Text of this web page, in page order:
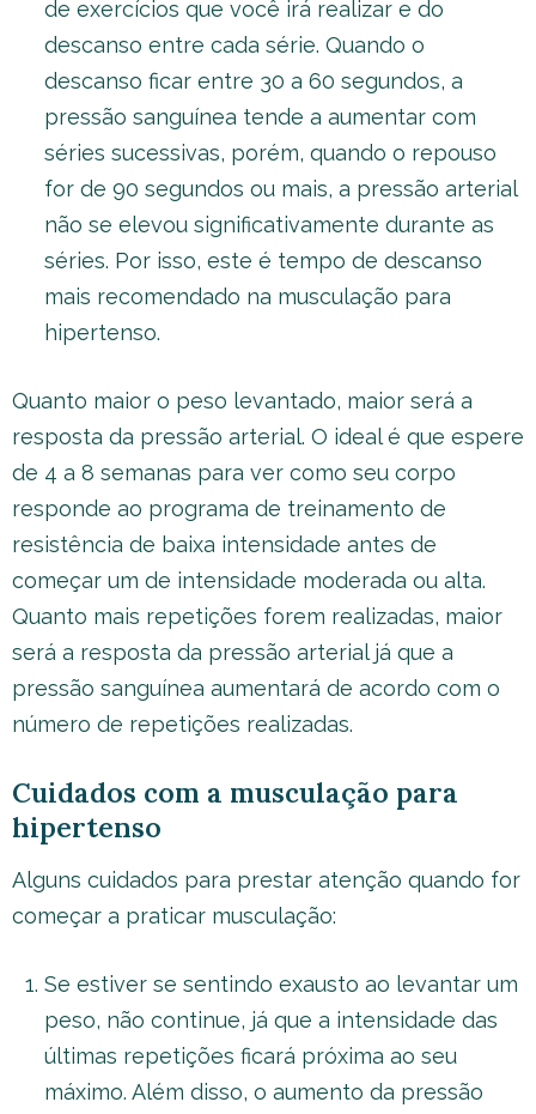
de exercícios que você irá realizar e do
descanso entre cada série. Quando o
descanso ficar entre 30 a 60 segundos, a
pressão sanguínea tende a aumentar com
séries sucessivas, porém, quando o repouso
for de 90 segundos ou mais, a pressão arterial
não se elevou significativamente durante as
séries. Por isso, este é tempo de descanso
mais recomendado na musculação para
hipertenso.
Quanto maior o peso levantado, maior será a
resposta da pressão arterial. O ideal é que espere
de 4 a 8 semanas para ver como seu corpo
responde ao programa de treinamento de
resistência de baixa intensidade antes de
começar um de intensidade moderada ou alta.
Quanto mais repetições forem realizadas, maior
será a resposta da pressão arterial já que a
pressão sanguínea aumentará de acordo com o
número de repetições realizadas.
Cuidados com a musculação para
hipertenso
Alguns cuidados para prestar atenção quando for
começar a praticar musculação:
Se estiver se sentindo exausto ao levantar um
peso, não continue, já que a intensidade das
últimas repetições ficará próxima ao seu
máximo. Além disso, o aumento da pressão